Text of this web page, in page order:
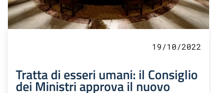
19/10/2022
Tratta di esseri umani: il Consiglio
dei Ministri approva il nuovo